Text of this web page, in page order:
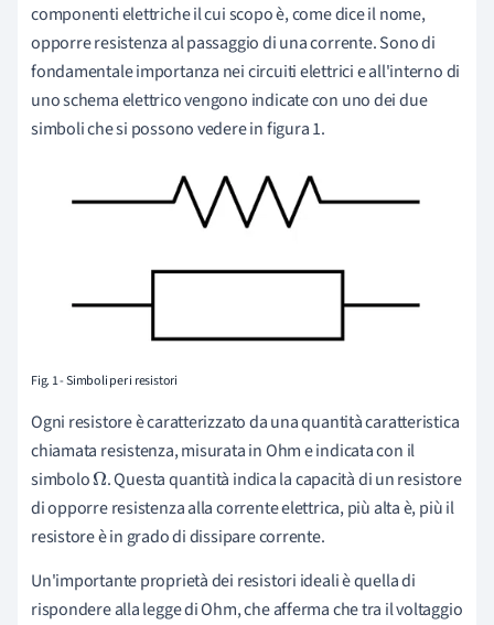
componenti elettriche il cui scopo è, come dice il nome,
opporre resistenza al passaggio di una corrente. Sono di
fondamentale importanza nei circuiti elettrici e all'interno di
uno schema elettrico vengono indicate con uno dei due
simboli che si possono vedere in figura 1.
Fig. 1 - Simboli per i resistori
Ogni resistore è caratterizzato da una quantità caratteristica
chiamata resistenza, misurata in Ohm e indicata con il
simboloΩ. Questa quantità indica la capacità di un resistore
di opporre resistenza alla corrente elettrica, più alta è, più il
resistore è in grado di dissipare corrente.
Un'importante proprietà dei resistori ideali è quella di
rispondere alla legge di Ohm, che afferma che tra il voltaggio